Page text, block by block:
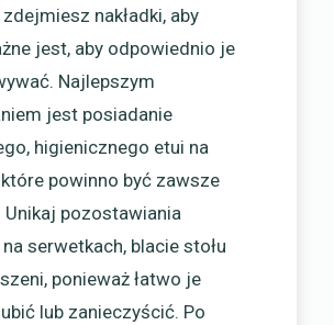
nakładki, aby
jest, aby odpowiednio je
Najlepszym
jest posiadanie
higienicznego etui na
które powinno być zawsze
Unikaj pozostawiania
na serwetkach, blacie stołu
ponieważ łatwo je
lub zanieczyścić. Po